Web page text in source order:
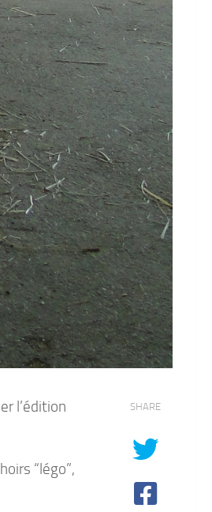
l’édition
“légo”,
SHARE